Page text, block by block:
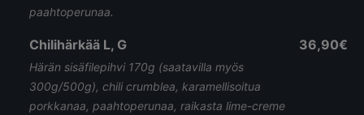
paahtoperunaa.
Chilihärkää L, G
Härän sisäfilepihvi 170g (saatavilla myös
300g/500g), chili crumblea, karamellisoitua
porkkanaa, paahtoperunaa, raikasta lime-creme
36,90€